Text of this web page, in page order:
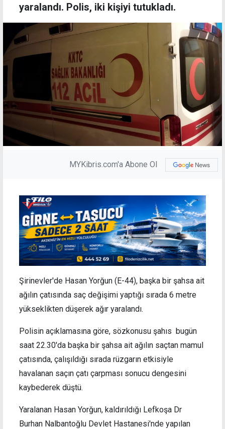
yaralandı. Polis, iki kişiyi tutukladı.
MYKibris.com'a Abone Ol
Şirinevler'de Hasan Yorğun (E-44), başka bir şahsa ait
ağılın çatısında saç değişimi yaptığı sırada 6 metre
yükseklikten düşerek ağır yaralandı.
Polisin açıklamasına göre, sözkonusu şahıs bugün
saat 22.30'da başka bir şahsa ait ağılın saçtan mamul
çatısında, çalışıldığı sırada rüzgarın etkisiyle
havalanan saçın çatı çarpması sonucu dengesini
kaybederek düştü.
Yaralanan Hasan Yorğun, kaldırıldığı Lefkoşa Dr
Burhan Nalbantoğlu Devlet Hastanesi'nde yapılan